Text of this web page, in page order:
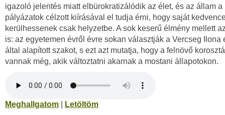
igazoló jelentés miatt elbürokratizálódik az élet, és az állam a
pályázatok célzott kiírásával el tudja érni, hogy saját
kerülhessenek csak helyzetbe. A sok keserű élmény mellett
is: az egyetemen évről évre sokan választják a Vercseg Ilona
által alapított szakot, s ezt azt mutatja, hogy a felnövő
vannak még, akik változtatni akarnak a mostani állapotokon.
Meghallgatom
Letöltöm